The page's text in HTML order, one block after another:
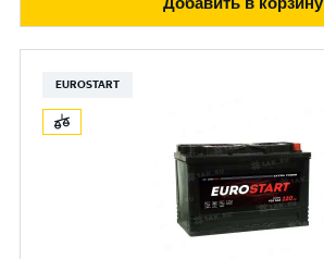
EUROSTART